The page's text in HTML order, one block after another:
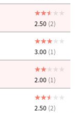
2.50 (2)
3.00 (1)
2.00 (1)
2.50 (2)